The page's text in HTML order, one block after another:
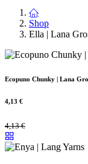
Shop
Ella | Lana
Ecopuno Chunky | Lana
4,13 €
4,13€